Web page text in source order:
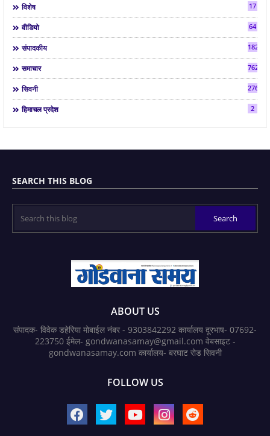
विशेष 17
वीडियो 64
संपादकीय 182
समाचार 7624
सिवनी 2763
हिमाचल प्रदेश 2
SEARCH THIS BLOG
ABOUT US
संपादक- विवेक डहेरिया मोबाईल नंबर - 9303842292 कार्यालय दूरभाष- 07692-
223750 ईमेल- gondwanasamay@gmail.com वेबसाइट -
gondwanasamay.com कार्यालय- बरघाट रोड सिवनी
FOLLOW US